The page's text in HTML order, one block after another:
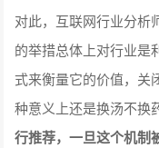
对此，互联网行业分析
的举措总体上对行业是
式来衡量它的价值，关
种意义上还是换汤不换
行推荐，一旦这个机制